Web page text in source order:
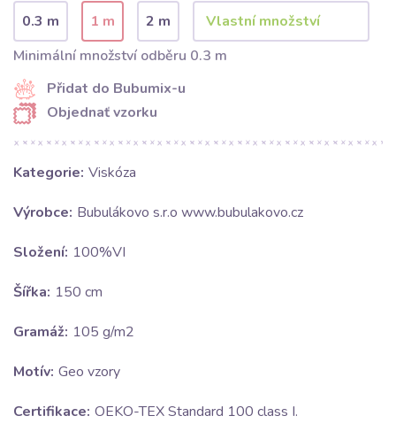
0.3 m 1 m
2 m
Minimální množství odběru 0.3 m
Přidat do Bubumix-u
Objednať vzorku
Kategorie: Viskóza
Výrobce: Bubulákovo s.r.o www.bubulakovo.cz
Složení: 100%VI
Šířka: 150 cm
Gramáž: 105 g/m2
Motív: Geo vzory
Certifikace: OEKO-TEX Standard 100 class I.